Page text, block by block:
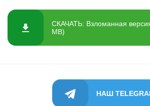
СКАЧАТЬ: Взломанная
MB)
НАШ